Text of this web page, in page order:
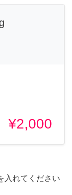
¥2,000
入れてください